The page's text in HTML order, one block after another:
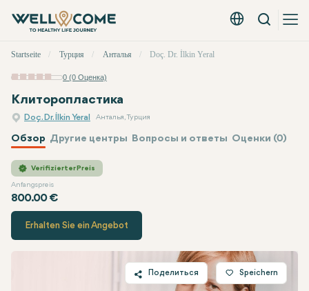
Русский - EUR
Вызов
меню
Startseite Турция Анталья Doç. Dr. İlkin Yeral
0 (0 Оценка)
Клиторопластика
Doç. Dr. İlkin Yeral Анталья, Турция
Обзор Другие центры Вопросы и ответы Оценки (0)
Verifizierter Preis
Anfangspreis
800.00 €
Doç. Dr. İlkin YeralЦена
Erhalten Sie ein Angebot
Поделиться Speichern